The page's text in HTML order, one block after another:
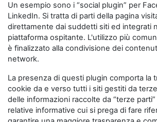
Un esempio sono i “social plugin” per
LinkedIn. Si tratta di parti della pagina
direttamente dai suddetti siti ed integrati
piattaforma ospitante. L'utilizzo più
è finalizzato alla condivisione dei
network.
La presenza di questi plugin comporta la
cookie da e verso tutti i siti gestiti da
delle informazioni raccolte da “terze
relative informative cui si prega di fare